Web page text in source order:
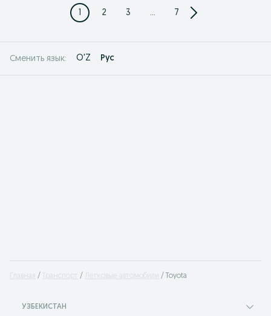
1 2 3 ... 7
Сменить язык: O'Z Рус
Главная Транспорт Легковые автомобили Toyota
УЗБЕКИСТАН